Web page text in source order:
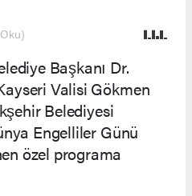
Başkanı Dr.
Valisi Gökmen
Belediyesi
Engelliler Günü
özel programa